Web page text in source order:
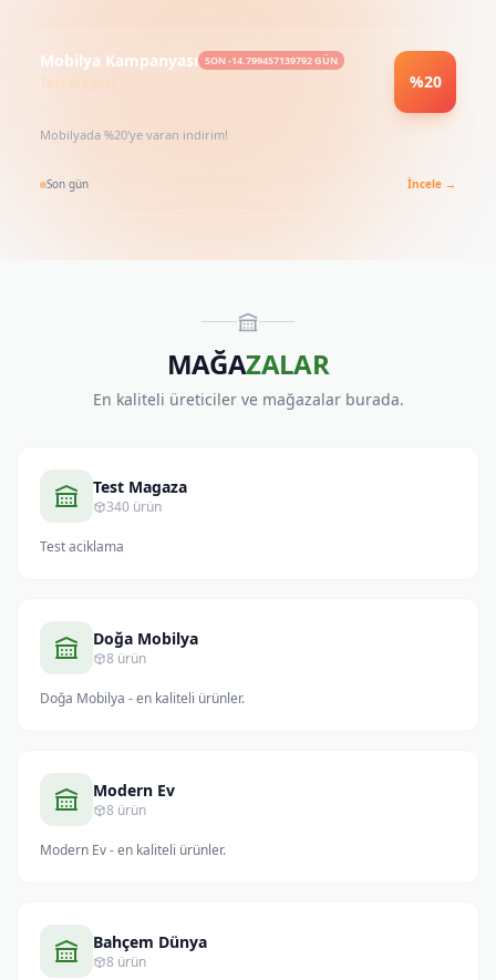
Mobilya Kampanyası SON -14.799457139792 GÜN
Test Magaza %20
Mobilyada %20'ye varan indirim!
Son gün İncele →
MAĞAZALAR
En kaliteli üreticiler ve mağazalar burada.
Test Magaza
340 ürün
Test aciklama
Doğa Mobilya
8 ürün
Doğa Mobilya - en kaliteli ürünler.
Modern Ev
8 ürün
Modern Ev - en kaliteli ürünler.
Bahçem Dünya
8 ürün